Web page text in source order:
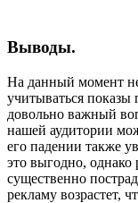
Выводы.
На данный момент
учитываться показы
довольно важный
нашей аудитории
его падении также
это выгодно, однако
существенно
рекламу возрастет,